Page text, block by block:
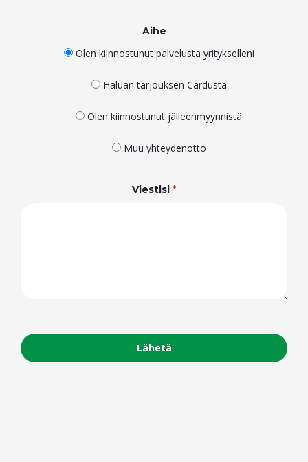
Aihe
Olen kiinnostunut palvelusta yritykselleni
Haluan tarjouksen Cardusta
Olen kiinnostunut jälleenmyynnistä
Muu yhteydenotto
Viestisi *